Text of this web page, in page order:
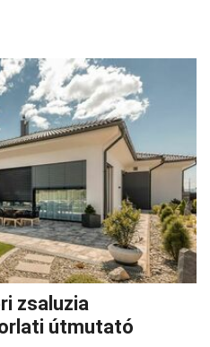
zsaluzia
útmutató